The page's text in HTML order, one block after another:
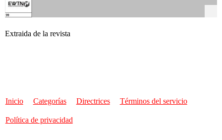
Extraida de la revista
Inicio Categorías Directrices Términos del servicio
Política de privacidad